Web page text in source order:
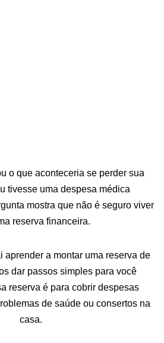
o que aconteceria se perder sua
tivesse uma despesa médica
mostra que não é seguro viver
reserva financeira.
aprender a montar uma reserva de
dar passos simples para você
reserva é para cobrir despesas
de saúde ou consertos na
casa.